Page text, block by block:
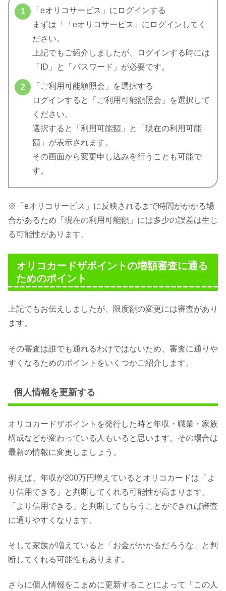
「eオリコサービス」にログインする
まずは「「eオリコサービス」にログインしてく
ださい。
上記でもご紹介しましたが、ログインする時には
「ID」と「パスワード」が必要です。
「ご利用可能額照会」を選択する
ログインすると「ご利用可能額照会」を選択して
ください。
選択すると「利用可能額」と「現在の利用可能
額」が表示されます。
その画面から変更申し込みを行うことも可能で
す。
※「eオリコサービス」に反映されるまで時間がかかる場
合があるため「現在の利用可能額」には多少の誤差は生じ
る可能性があります。
オリコカードザポイントの増額審査に通る
ためのポイント
上記でもお伝えしましたが、限度額の変更には審査があり
ます。
その審査は誰でも通れるわけではないため、審査に通りや
すくなるためのポイントをいくつかご紹介します。
個人情報を更新する
オリコカードザポイントを発行した時と年収・職業・家族
構成などが変わっている人もいると思います。その場合は
最新の情報に変更しましょう。
例えば、年収が200万円増えているとオリコカードは「よ
り信用できる」と判断してくれる可能性が高まります。
「より信用できる」と判断してもらうことができれば審査
に通りやすくなります。
そして家族が増えていると「お金がかかるだろうな」と判
断してくれる可能性もあります。
さらに個人情報をこまめに更新することによって「この人